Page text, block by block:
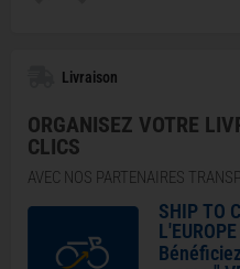
Livraison
ORGANISEZ VOTRE
CLICS
AVEC NOS PARTENAIRES
SHIP TO
L'EUROPE